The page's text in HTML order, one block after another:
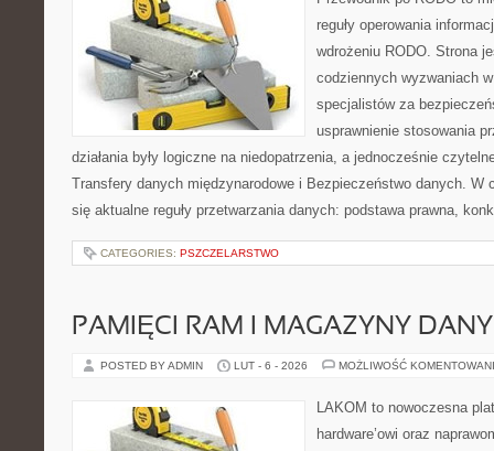
reguły operowania
wdrożeniu RODO. Strona
codziennych wyzwaniach
specjalistów za
usprawnienie stosowania
działania były logiczne na niedopatrzenia, a jednocześnie
Transfery danych międzynarodowe i Bezpieczeństwo danych. W
się aktualne reguły przetwarzania danych: podstawa prawna,
CATEGORIES: PSZCZELARSTWO
PAMIĘCI RAM I MAGAZYNY
POSTED BY ADMIN LUT - 6 - 2026 MOŻLIWOŚĆ
LAKOM to nowoczesna
hardware’owi oraz